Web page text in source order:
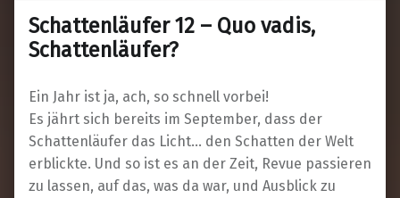
Schattenläufer 12 – Quo vadis,
Schattenläufer?
Ein Jahr ist ja, ach, so schnell vorbei!
Es jährt sich bereits im September, dass der
Schattenläufer das Licht… den Schatten der Welt
erblickte. Und so ist es an der Zeit, Revue passieren
zu lassen, auf das, was da war, und Ausblick zu